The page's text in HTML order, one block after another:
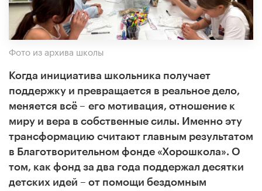
Фото из архива школы
Когда инициатива школьника получает
поддержку и превращается в реальное дело,
меняется всё – его мотивация, отношение к
миру и вера в собственные силы. Именно эту
трансформацию считают главным результатом
в Благотворительном фонде «Хорошкола». О
том, как фонд за два года поддержал десятки
детских идей – от помощи бездомным